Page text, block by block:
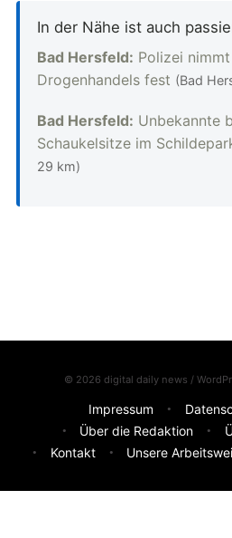
In der Nähe ist auch
Bad Hersfeld: Polizei
Drogenhandels fest (Bad
Bad Hersfeld: Unbekannte
Schaukelsitze im
29 km)
© 2026 digital daily news /
Impressum
Über die Redaktion
Kontakt
Unsere